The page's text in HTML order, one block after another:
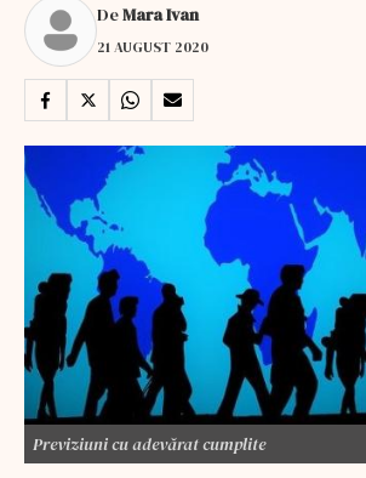
DeMara Ivan
21 AUGUST 2020
Previziuni cu adevărat cumplite